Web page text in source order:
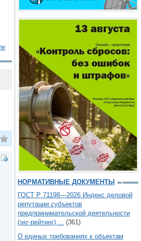
НОРМАТИВНЫЕ ДОКУМЕНТЫ
ГОСТ Р 71198—2026 Индекс деловой
репутации субъектов
предпринимательской деятельности
(экг-рейтинг) ... (361)
О единых требованиях к объектам